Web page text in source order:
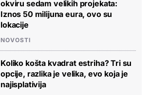
okviru sedam velikih projekata:
Iznos 50 milijuna eura, ovo su
lokacije
NOVOSTI
Koliko košta kvadrat estriha? Tri su
opcije, razlika je velika, evo koja je
najisplativija